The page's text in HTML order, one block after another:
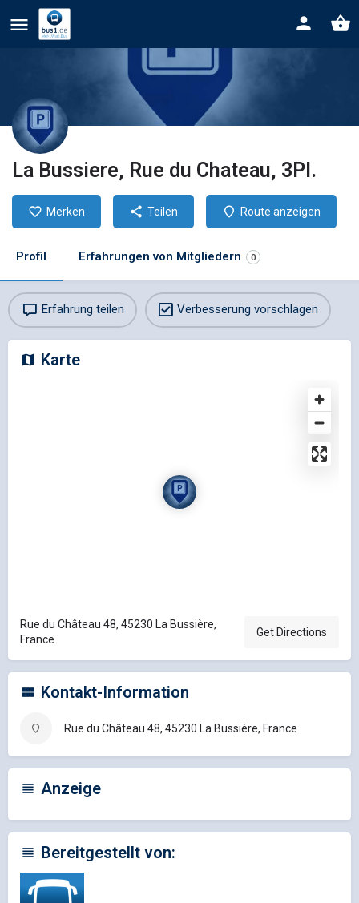
La Bussiere, Rue du Chateau, 3Pl.
Merken Teilen Route anzeigen
Profil Erfahrungen von Mitgliedern 0
Erfahrung teilen Verbesserung vorschlagen
Karte
Rue du Château 48, 45230 La Bussière,
France
Get Directions
Kontakt-Information
Rue du Château 48, 45230 La Bussière, France
Anzeige
Bereitgestellt von: